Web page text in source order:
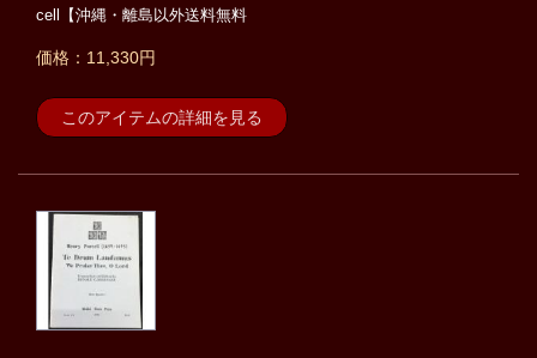
cell【沖縄・離島以外送料無料
価格：11,330円
このアイテムの詳細を見る